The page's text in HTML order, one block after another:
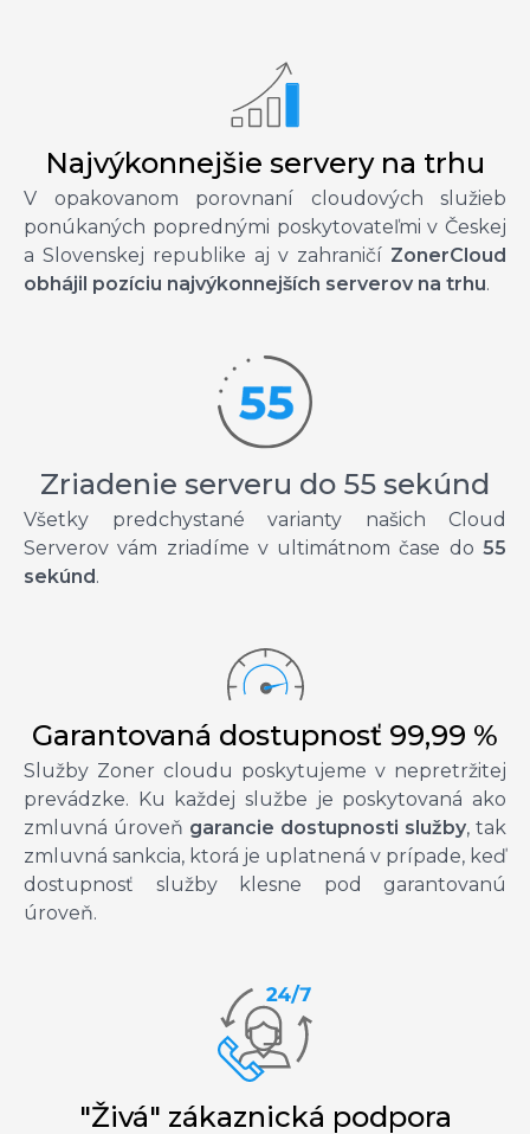
Najvýkonnejšie servery na trhu
V opakovanom porovnaní cloudových služieb
ponúkaných poprednými poskytovateľmi v Českej
a Slovenskej republike aj v zahraničí ZonerCloud
obhájil pozíciu najvýkonnejších serverov na trhu.
Zriadenie serveru do 55 sekúnd
Všetky predchystané varianty našich Cloud
Serverov vám zriadíme v ultimátnom čase do 55
sekúnd.
Garantovaná dostupnosť 99,99 %
Služby Zoner cloudu poskytujeme v nepretržitej
prevádzke. Ku každej službe je poskytovaná ako
zmluvná úroveň garancie dostupnosti služby, tak
zmluvná sankcia, ktorá je uplatnená v prípade, keď
dostupnosť služby klesne pod garantovanú
úroveň.
"Živá" zákaznická podpora